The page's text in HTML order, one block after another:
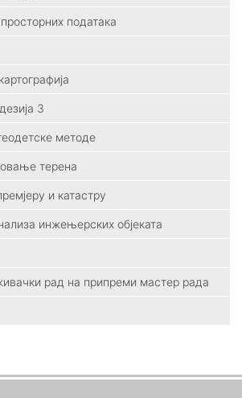
података
3
методе
терена
и катастру
инжењерских објеката
рад на припреми мастер рада